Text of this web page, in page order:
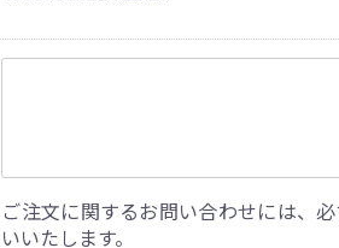
ご注文に関するお問い合わせには、
いいたします。